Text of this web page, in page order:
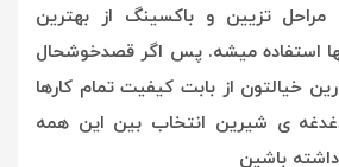
تزیین و باکسینگ از بهترین
استفاده میشه. پس اگر قصدخوشحال
خیالتون از بابت کیفیت تمام کارها
ی شیرین انتخاب بین این همه
باشین